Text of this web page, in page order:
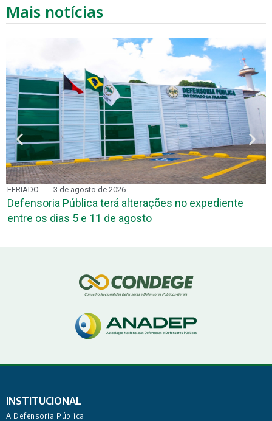
Mais notícias
FERIADO 3 de agosto de 2026
Defensoria Pública terá alterações no expediente
entre os dias 5 e 11 de agosto
INSTITUCIONAL
A Defensoria Pública